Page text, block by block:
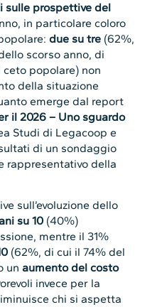
sulle prospettive del
in particolare coloro
due su tre (62%,
scorso anno, di
popolare) non
della situazione
emerge dal report
il 2026 – Uno sguardo
Studi di Legacoop e
di un sondaggio
rappresentativo della
sull’evoluzione dello
su 10 (40%)
mentre il 31%
(62%, di cui il 74% del
unaumento del costo
invece per la
chi si aspetta